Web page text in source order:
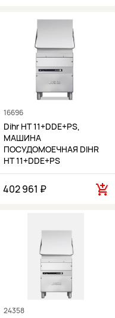
16696
Dihr HT 11+DDE+PS,
МАШИНА
ПОСУДОМОЕЧНАЯ DIHR
HT 11+DDE+PS
402 961 ₽
24358